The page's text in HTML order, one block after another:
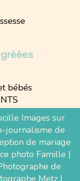
bébés
Images sur
journalisme de
de mariage
photo Famille |
de
Metz |